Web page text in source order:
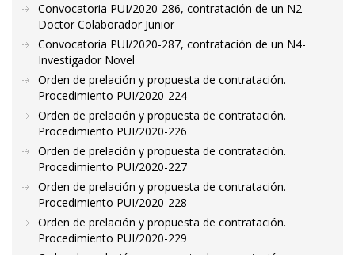
Convocatoria PUI/2020-286, contratación de un N2-
Doctor Colaborador Junior
Convocatoria PUI/2020-287, contratación de un N4-
Investigador Novel
Orden de prelación y propuesta de contratación.
Procedimiento PUI/2020-224
Orden de prelación y propuesta de contratación.
Procedimiento PUI/2020-226
Orden de prelación y propuesta de contratación.
Procedimiento PUI/2020-227
Orden de prelación y propuesta de contratación.
Procedimiento PUI/2020-228
Orden de prelación y propuesta de contratación.
Procedimiento PUI/2020-229